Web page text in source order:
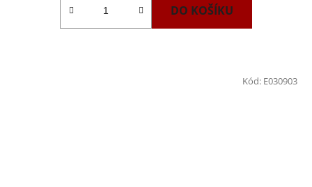
DO KOŠÍKU
Kód: E030903